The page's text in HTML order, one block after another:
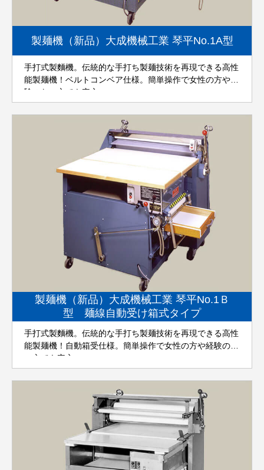
製麺機（新品）大成機械工業 琴平No.1A型
手打式製麵機。伝統的な手打ち製麺技術を再現できる高性
能製麺機！ベルトコンベア仕様。簡単操作で女性の方や経
験のない方でも安心
製麺機（新品）大成機械工業 琴平No.1Ｂ
型 麺線自動受け箱式タイプ
手打式製麵機。伝統的な手打ち製麺技術を再現できる高性
能製麺機！自動箱受仕様。簡単操作で女性の方や経験のな
い方でも安心